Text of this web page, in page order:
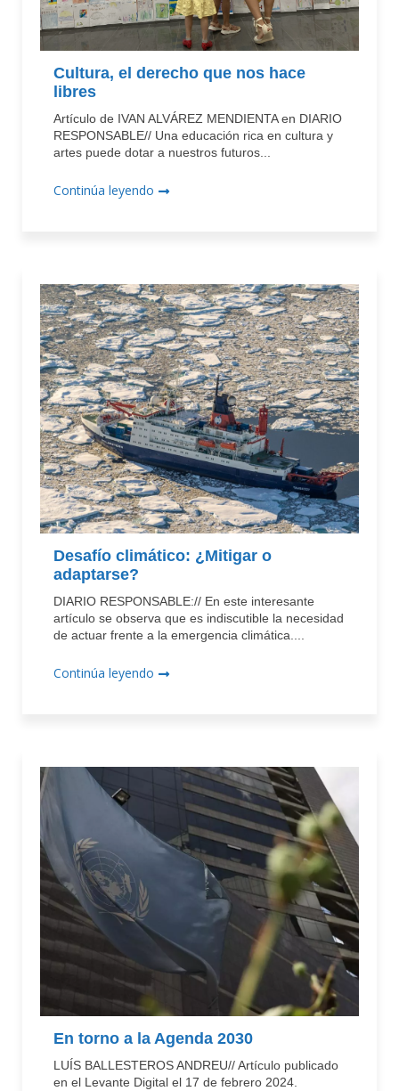
Cultura, el derecho que nos hace
libres
Artículo de IVAN ALVÁREZ MENDIENTA en DIARIO
RESPONSABLE// Una educación rica en cultura y
artes puede dotar a nuestros futuros...
Continúa leyendo
Desafío climático: ¿Mitigar o
adaptarse?
DIARIO RESPONSABLE:// En este interesante
artículo se observa que es indiscutible la necesidad
de actuar frente a la emergencia climática....
Continúa leyendo
En torno a la Agenda 2030
LUÍS BALLESTEROS ANDREU// Artículo publicado
en el Levante Digital el 17 de febrero 2024.